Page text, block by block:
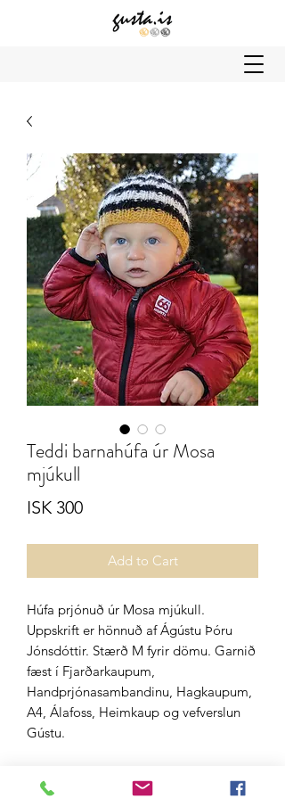
Teddi barnahúfa úr Mosa
mjúkull
ISK 300Price
Add to Cart
Húfa prjónuð úr Mosa mjúkull.
Uppskrift er hönnuð af Ágústu Þóru
Jónsdóttir. Stærð M fyrir dömu. Garnið
fæst í Fjarðarkaupum,
Handprjónasambandinu, Hagkaupum,
A4, Álafoss, Heimkaup og vefverslun
Gústu.
okkur: gusta@gusta.is